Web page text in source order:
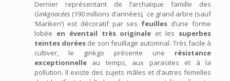
Dernier représentant de l’archaïque famille des
Ginkgoacées (190 millions d’années), ce grand arbre (sauf
‘Mariken’) est décoratif par ses feuilles d’une forme
lobée en éventail très originale et les superbes
teintes dorées de son feuillage automnal. Très facile à
cultiver, le ginkgo présente une résistance
exceptionnelleau temps, aux parasites et à la
pollution. Il existe des sujets mâles et d’autres femelles